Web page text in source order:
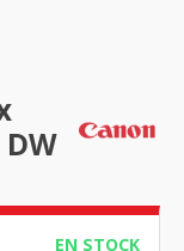
EN STOCK